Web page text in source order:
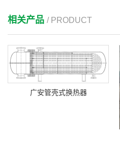
相关产品 / PRODUCT
广安管壳式换热器